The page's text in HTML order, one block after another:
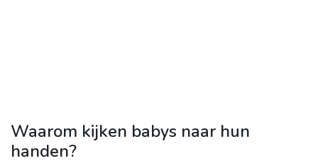
Waarom kijken babys naar hun
handen?